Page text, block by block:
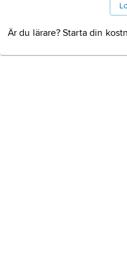
Är du lärare? Starta din